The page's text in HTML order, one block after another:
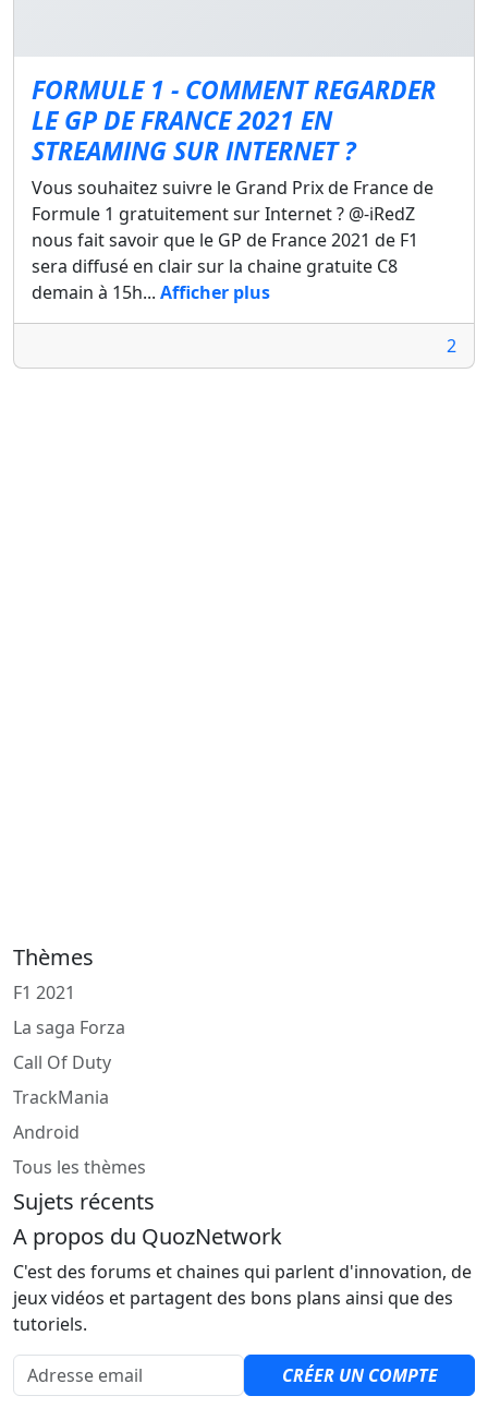
FORMULE 1 - COMMENT REGARDER
LE GP DE FRANCE 2021 EN
STREAMING SUR INTERNET ?
Vous souhaitez suivre le Grand Prix de France de
Formule 1 gratuitement sur Internet ? @-iRedZ
nous fait savoir que le GP de France 2021 de F1
sera diffusé en clair sur la chaine gratuite C8
demain à 15h... Afficher plus
2
Thèmes
F1 2021
La saga Forza
Call Of Duty
TrackMania
Android
Tous les thèmes
Sujets récents
A propos du QuozNetwork
C'est des forums et chaines qui parlent d'innovation, de
jeux vidéos et partagent des bons plans ainsi que des
tutoriels.
Adresse email
CRÉER UN COMPTE